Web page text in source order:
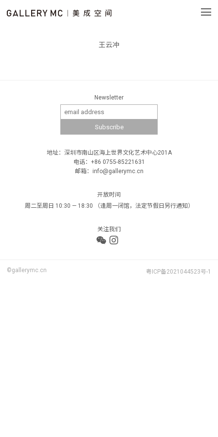
王云冲
Newsletter
地址：深圳市南山区海上世界文化艺术中心201A
电话：+86 0755-85221631
邮箱：info@gallerymc.cn
开放时间
周二至周日 10:30 — 18:30 （逢周一闭馆，法定节假日另行通知）
关注我们
©gallerymc.cn 粤ICP备2021044523号-1